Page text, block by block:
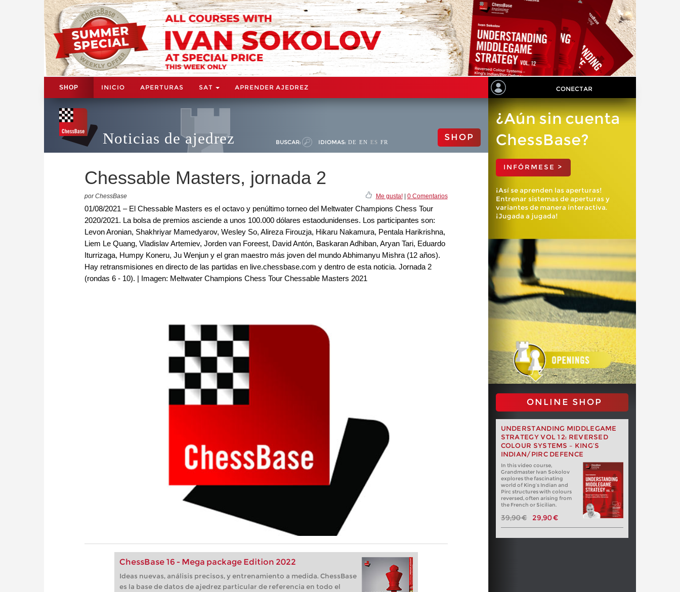
SHOP INICIO APERTURAS SAT APRENDER AJEDREZ CONECTAR
Noticias de ajedrez BUSCAR: IDIOMAS: DE EN ES FR SHOP
Chessable Masters, jornada 2
por ChessBase Me gusta!| 0 Comentarios
01/08/2021 – El Chessable Masters es el octavo y penúltimo torneo del Meltwater Champions Chess Tour
2020/2021. La bolsa de premios asciende a unos 100.000 dólares estaodunidenses. Los participantes son:
Levon Aronian, Shakhriyar Mamedyarov, Wesley So, Alireza Firouzja, Hikaru Nakamura, Pentala Harikrishna,
Liem Le Quang, Vladislav Artemiev, Jorden van Foreest, David Antón, Baskaran Adhiban, Aryan Tari, Eduardo
Iturrizaga, Humpy Koneru, Ju Wenjun y el gran maestro más joven del mundo Abhimanyu Mishra (12 años).
Hay retransmisiones en directo de las partidas en live.chessbase.com y dentro de esta noticia. Jornada 2
(rondas 6 - 10). | Imagen: Meltwater Champions Chess Tour Chessable Masters 2021
ChessBase 16 - Mega package Edition 2022
Ideas nuevas, análisis precisos, y entrenamiento a medida. ChessBase
es la base de datos de ajedrez particular de referencia en todo el
¿Aún sin cuenta
ChessBase?
INFÓRMESE >
¡Así se aprenden las aperturas!
Entrenar sistemas de aperturas y
variantes de manera interactiva.
¡Jugada a jugada!
ONLINE SHOP
UNDERSTANDING MIDDLEGAME
STRATEGY VOL 12: REVERSED
COLOUR SYSTEMS – KING’S
INDIAN/PIRC DEFENCE
In this video course,
Grandmaster Ivan Sokolov
explores the fascinating
world of King’s Indian and
Pirc structures with colours
reversed, often arising from
the French or Sicilian.
39,90 € 29,90 €